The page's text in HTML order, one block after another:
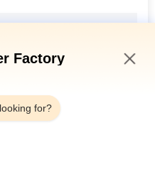
Factory
for?